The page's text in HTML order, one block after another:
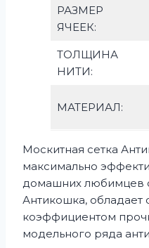
РАЗМЕР
ЯЧЕЕК:
ТОЛЩИНА
НИТИ:
МАТЕРИАЛ:
Москитная сетка
максимально
домашних любимцев
Антикошка,
коэффициентом
модельного ряда